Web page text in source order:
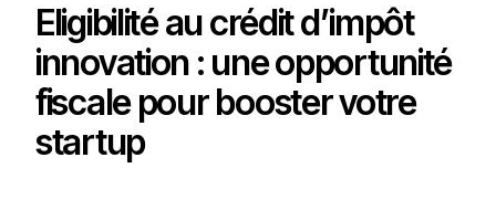
Eligibilité au crédit d’impôt
innovation : une opportunité
fiscale pour booster votre
startup